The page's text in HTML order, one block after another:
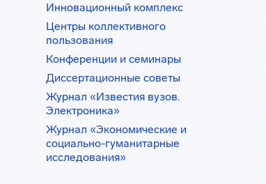
Инновационный комплекс
Центры коллективного
пользования
Конференции и семинары
Диссертационные советы
Журнал «Известия вузов.
Электроника»
Журнал «Экономические и
социально-гуманитарные
исследования»